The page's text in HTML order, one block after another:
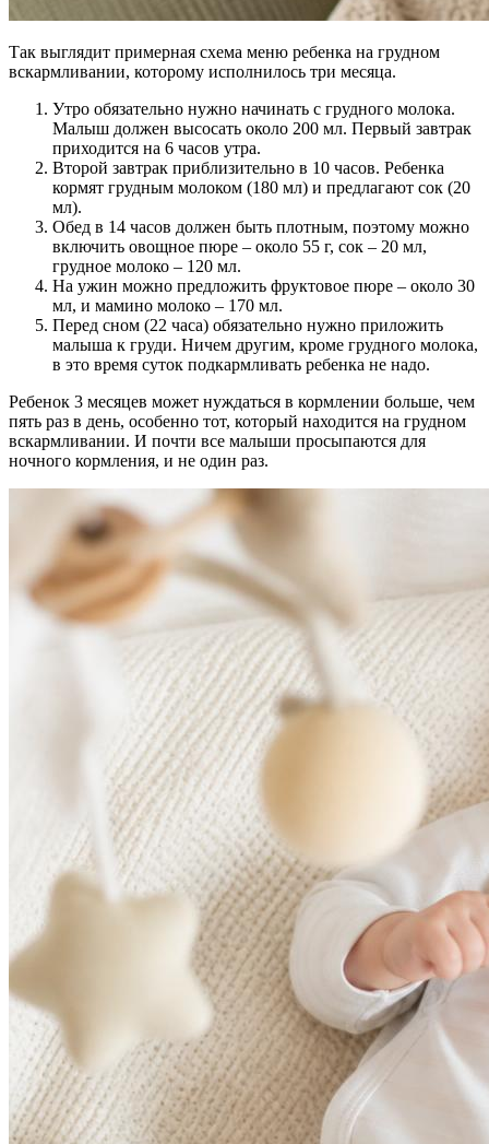
Так выглядит примерная схема меню ребенка на грудном
вскармливании, которому исполнилось три месяца.
Утро обязательно нужно начинать с грудного молока.
Малыш должен высосать около 200 мл. Первый завтрак
приходится на 6 часов утра.
Второй завтрак приблизительно в 10 часов. Ребенка
кормят грудным молоком (180 мл) и предлагают сок (20
мл).
Обед в 14 часов должен быть плотным, поэтому можно
включить овощное пюре – около 55 г, сок – 20 мл,
грудное молоко – 120 мл.
На ужин можно предложить фруктовое пюре – около 30
мл, и мамино молоко – 170 мл.
Перед сном (22 часа) обязательно нужно приложить
малыша к груди. Ничем другим, кроме грудного молока,
в это время суток подкармливать ребенка не надо.
Ребенок 3 месяцев может нуждаться в кормлении больше, чем
пять раз в день, особенно тот, который находится на грудном
вскармливании. И почти все малыши просыпаются для
ночного кормления, и не один раз.